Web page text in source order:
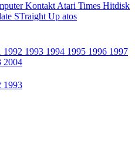
Kontakt Atari Times Hitdisk
STraight Up atos
1992 1993 1994 1995 1996 1997
2004
1993